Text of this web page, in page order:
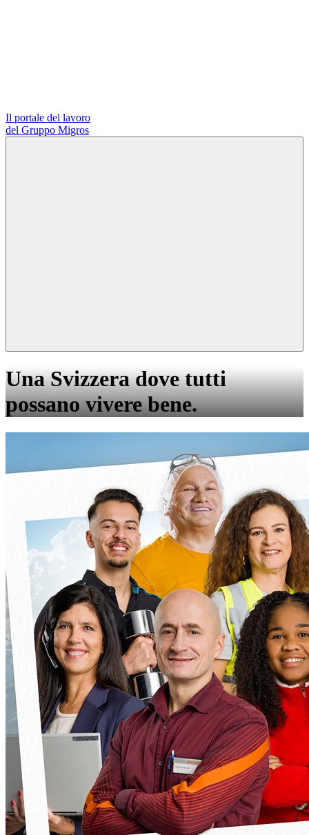
Il portale del lavoro
del Gruppo Migros
Una Svizzera dove tutti
possano vivere bene.